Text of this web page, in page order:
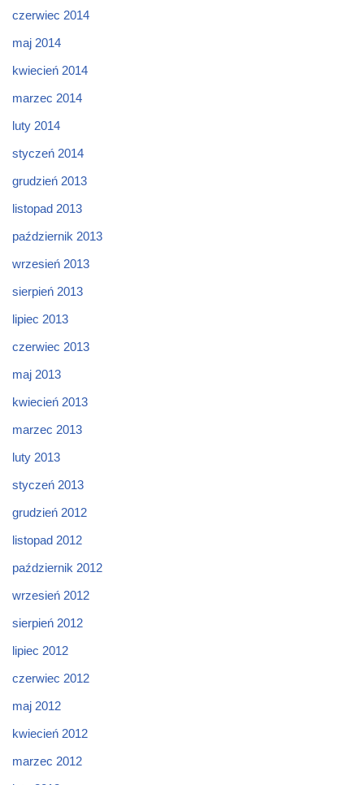
czerwiec 2014
maj 2014
kwiecień 2014
marzec 2014
luty 2014
styczeń 2014
grudzień 2013
listopad 2013
październik 2013
wrzesień 2013
sierpień 2013
lipiec 2013
czerwiec 2013
maj 2013
kwiecień 2013
marzec 2013
luty 2013
styczeń 2013
grudzień 2012
listopad 2012
październik 2012
wrzesień 2012
sierpień 2012
lipiec 2012
czerwiec 2012
maj 2012
kwiecień 2012
marzec 2012